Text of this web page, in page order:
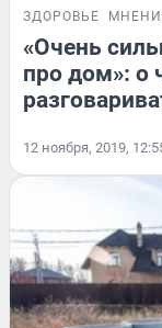
ЗДОРОВЬЕ
«Очень
про дом»: о
12 ноября, 2019,